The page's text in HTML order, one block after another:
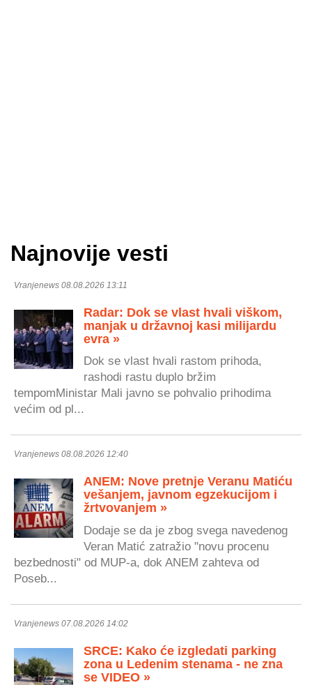
Najnovije vesti
Vranjenews 08.08.2026 13:11
Radar: Dok se vlast hvali viškom,
manjak u državnoj kasi milijardu
evra »
Dok se vlast hvali rastom prihoda,
rashodi rastu duplo bržim
tempomMinistar Mali javno se pohvalio prihodima
većim od pl...
Vranjenews 08.08.2026 12:40
ANEM: Nove pretnje Veranu Matiću
vešanjem, javnom egzekucijom i
žrtvovanjem »
Dodaje se da je zbog svega navedenog
Veran Matić zatražio "novu procenu
bezbednosti" od MUP-a, dok ANEM zahteva od
Poseb...
Vranjenews 07.08.2026 14:02
SRCE: Kako će izgledati parking
zona u Ledenim stenama - ne zna
se VIDEO »